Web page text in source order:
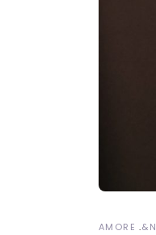
AMORE